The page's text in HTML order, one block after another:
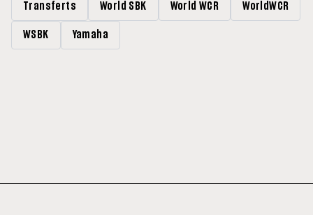
Transferts World SBK World WCR WorldWCR
WSBK Yamaha